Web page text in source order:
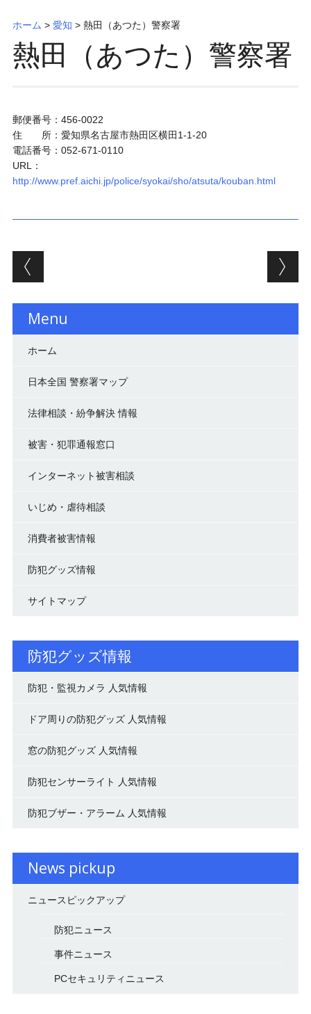
ホーム > 愛知 > 熱田（あつた）警察署
熱田（あつた）警察署
郵便番号：456-0022
住 所：愛知県名古屋市熱田区横田1-1-20
電話番号：052-671-0110
URL：
http://www.pref.aichi.jp/police/syokai/sho/atsuta/kouban.html
投稿ナビゲーション
Menu
ホーム
日本全国 警察署マップ
法律相談・紛争解決 情報
被害・犯罪通報窓口
インターネット被害相談
いじめ・虐待相談
消費者被害情報
防犯グッズ情報
サイトマップ
防犯グッズ情報
防犯・監視カメラ 人気情報
ドア周りの防犯グッズ 人気情報
窓の防犯グッズ 人気情報
防犯センサーライト 人気情報
防犯ブザー・アラーム 人気情報
News pickup
ニュースピックアップ
防犯ニュース
事件ニュース
PCセキュリティニュース